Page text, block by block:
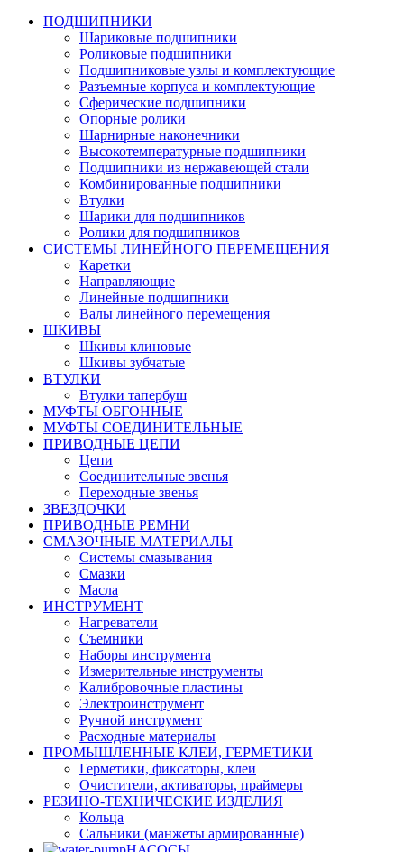
ПОДШИПНИКИ
Шариковые подшипники
Роликовые подшипники
Подшипниковые узлы и комплектующие
Разъемные корпуса и комплектующие
Сферические подшипники
Опорные ролики
Шарнирные наконечники
Высокотемпературные подшипники
Подшипники из нержавеющей стали
Комбинированные подшипники
Втулки
Шарики для подшипников
Ролики для подшипников
СИСТЕМЫ ЛИНЕЙНОГО ПЕРЕМЕЩЕНИЯ
Каретки
Направляющие
Линейные подшипники
Валы линейного перемещения
ШКИВЫ
Шкивы клиновые
Шкивы зубчатые
ВТУЛКИ
Втулки тапербуш
МУФТЫ ОБГОННЫЕ
МУФТЫ СОЕДИНИТЕЛЬНЫЕ
ПРИВОДНЫЕ ЦЕПИ
Цепи
Соединительные звенья
Переходные звенья
ЗВЕЗДОЧКИ
ПРИВОДНЫЕ РЕМНИ
СМАЗОЧНЫЕ МАТЕРИАЛЫ
Системы смазывания
Смазки
Масла
ИНСТРУМЕНТ
Нагреватели
Съемники
Наборы инструмента
Измерительные инструменты
Калибровочные пластины
Электроинструмент
Ручной инструмент
Расходные материалы
ПРОМЫШЛЕННЫЕ КЛЕИ, ГЕРМЕТИКИ
Герметики, фиксаторы, клеи
Очистители, активаторы, праймеры
РЕЗИНО-ТЕХНИЧЕСКИЕ ИЗДЕЛИЯ
Кольца
Сальники (манжеты армированные)